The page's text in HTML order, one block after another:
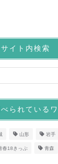
サイト内検索
られている
山形 岩手
春18きっぷ 青森